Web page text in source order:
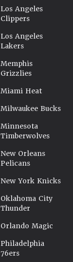
Los Angeles
Clippers
Los Angeles
Lakers
Memphis
Grizzlies
Miami Heat
Milwaukee Bucks
Minnesota
Timberwolves
New Orleans
Pelicans
New York Knicks
Oklahoma City
Thunder
Orlando Magic
Philadelphia
76ers